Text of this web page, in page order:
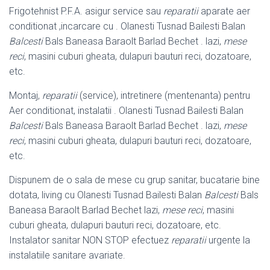
Frigotehnist P.F.A. asigur service sau reparatiiaparate aer
conditionat ,incarcare cu . Olanesti Tusnad Bailesti Balan
BalcestiBals Baneasa Baraolt Barlad Bechet . lazi, mese
reci, masini cuburi gheata, dulapuri bauturi reci, dozatoare,
etc.
Montaj, reparatii(service), intretinere (mentenanta) pentru
Aer conditionat, instalatii . Olanesti Tusnad Bailesti Balan
BalcestiBals Baneasa Baraolt Barlad Bechet . lazi, mese
reci, masini cuburi gheata, dulapuri bauturi reci, dozatoare,
etc.
Dispunem de o sala de mese cu grup sanitar, bucatarie bine
dotata, living cu Olanesti Tusnad Bailesti Balan BalcestiBals
Baneasa Baraolt Barlad Bechet lazi, mese reci, masini
cuburi gheata, dulapuri bauturi reci, dozatoare, etc.
Instalator sanitar NON STOP efectuez reparatiiurgente la
instalatiile sanitare avariate.